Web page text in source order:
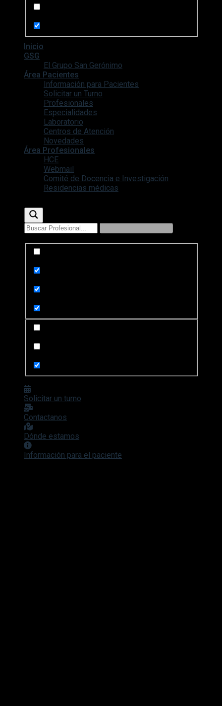
Inicio
GSG
El Grupo San Gerónimo
Área Pacientes
Información para Pacientes
Solicitar un Turno
Profesionales
Especialidades
Laboratorio
Centros de Atención
Novedades
Área Profesionales
HCE
Webmail
Comité de Docencia e Investigación
Residencias médicas
Solicitar un turno
Contactanos
Dónde estamos
Información para el paciente